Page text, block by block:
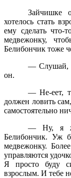
Зайчишке
хотелось стать
ему сделать
медвежонку,
Белибончик тоже
— Слушай,
он.
— Не-еет,
должен ловить
самостоятельно
— Ну, я
Белибончик. Уж
медвежонку.
управляются
Я просто буду
взрослым. И тебе